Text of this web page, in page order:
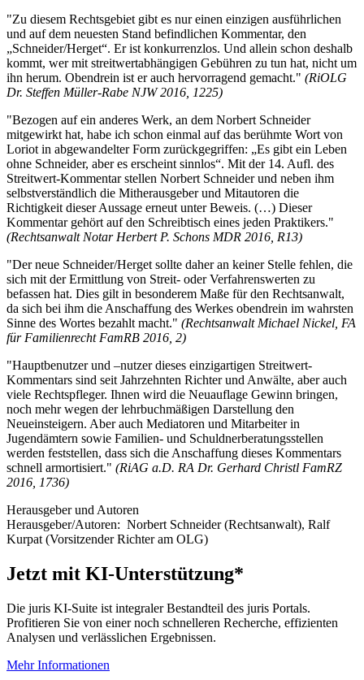
"Zu diesem Rechtsgebiet gibt es nur einen einzigen ausführlichen
und auf dem neuesten Stand befindlichen Kommentar, den
„Schneider/Herget“. Er ist konkurrenzlos. Und allein schon deshalb
kommt, wer mit streitwertabhängigen Gebühren zu tun hat, nicht um
ihn herum. Obendrein ist er auch hervorragend gemacht." (RiOLG
Dr. Steffen Müller-Rabe NJW 2016, 1225)
"Bezogen auf ein anderes Werk, an dem Norbert Schneider
mitgewirkt hat, habe ich schon einmal auf das berühmte Wort von
Loriot in abgewandelter Form zurückgegriffen: „Es gibt ein Leben
ohne Schneider, aber es erscheint sinnlos“. Mit der 14. Aufl. des
Streitwert-Kommentar stellen Norbert Schneider und neben ihm
selbstverständlich die Mitherausgeber und Mitautoren die
Richtigkeit dieser Aussage erneut unter Beweis. (…) Dieser
Kommentar gehört auf den Schreibtisch eines jeden Praktikers."
(Rechtsanwalt Notar Herbert P. Schons MDR 2016, R13)
"Der neue Schneider/Herget sollte daher an keiner Stelle fehlen, die
sich mit der Ermittlung von Streit- oder Verfahrenswerten zu
befassen hat. Dies gilt in besonderem Maße für den Rechtsanwalt,
da sich bei ihm die Anschaffung des Werkes obendrein im wahrsten
Sinne des Wortes bezahlt macht." (Rechtsanwalt Michael Nickel, FA
für Familienrecht FamRB 2016, 2)
"Hauptbenutzer und –nutzer dieses einzigartigen Streitwert-
Kommentars sind seit Jahrzehnten Richter und Anwälte, aber auch
viele Rechtspfleger. Ihnen wird die Neuauflage Gewinn bringen,
noch mehr wegen der lehrbuchmäßigen Darstellung den
Neueinsteigern. Aber auch Mediatoren und Mitarbeiter in
Jugendämtern sowie Familien- und Schuldnerberatungsstellen
werden feststellen, dass sich die Anschaffung dieses Kommentars
schnell armortisiert." (RiAG a.D. RA Dr. Gerhard Christl FamRZ
2016, 1736)
Herausgeber und Autoren
Herausgeber/Autoren: Norbert Schneider (Rechtsanwalt), Ralf
Kurpat (Vorsitzender Richter am OLG)
Jetzt mit KI-Unterstützung*
Die juris KI-Suite ist integraler Bestandteil des juris Portals.
Profitieren Sie von einer noch schnelleren Recherche, effizienten
Analysen und verlässlichen Ergebnissen.
Mehr Informationen